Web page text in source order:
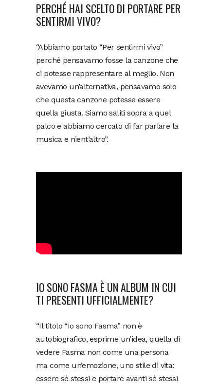
PERCHÉ HAI SCELTO DI PORTARE PER
SENTIRMI VIVO?
“Abbiamo portato “Per sentirmi vivo”
perché pensavamo fosse la canzone che
ci potesse rappresentare al meglio. Non
avevamo un’alternativa, pensavamo solo
che questa canzone potesse essere
quella giusta. Siamo saliti sopra a quel
palco e abbiamo cercato di far parlare la
musica e nient’altro”.
IO SONO FASMA È UN ALBUM IN CUI
TI PRESENTI UFFICIALMENTE?
“Il titolo “Io sono Fasma” non è
autobiografico, esprime un’idea, quella di
vedere Fasma non come una persona
ma come un’emozione, uno stile di vita:
essere sé stessi e portare avanti sé stessi